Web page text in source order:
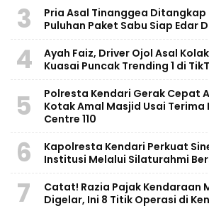
3
Pria Asal Tinanggea Ditangkap
Puluhan Paket Sabu Siap Edar
4
Ayah Faiz, Driver Ojol Asal
Kuasai Puncak Trending 1 di
5
Polresta Kendari Gerak Cepat
Kotak Amal Masjid Usai Terima
Centre 110
6
Kapolresta Kendari Perkuat
Institusi Melalui Silaturahmi
7
Catat! Razia Pajak Kendaraan
Digelar, Ini 8 Titik Operasi di